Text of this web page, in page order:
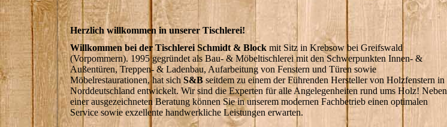
Herzlich willkommen in unserer Tischlerei!
Willkommen bei der Tischlerei Schmidt & Block mit Sitz in Krebsow bei Greifswald
(Vorpommern). 1995 gegründet als Bau- & Möbeltischlerei mit den Schwerpunkten Innen- &
Außentüren, Treppen- & Ladenbau, Aufarbeitung von Fenstern und Türen sowie
Möbelrestaurationen, hat sich S&Bseitdem zu einem der Führenden Hersteller von Holzfenstern in
Norddeutschland entwickelt. Wir sind die Experten für alle Angelegenheiten rund ums Holz! Neben
einer ausgezeichneten Beratung können Sie in unserem modernen Fachbetrieb einen optimalen
Service sowie exzellente handwerkliche Leistungen erwarten.